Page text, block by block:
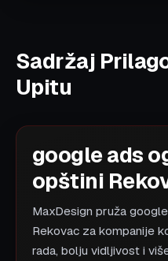
Sadržaj
Upitu
google ads
opštini
MaxDesign pruža
Rekovac za kompanije
rada, bolju vidljivost i